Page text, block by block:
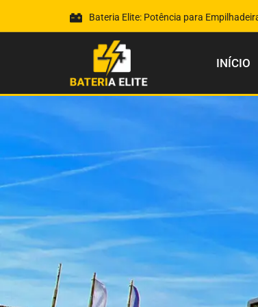
Bateria Elite: Potência para
INÍCIO